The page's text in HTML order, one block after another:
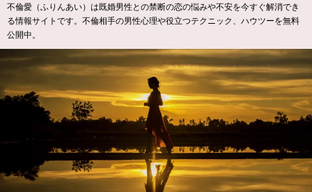
不倫愛（ふりんあい）は既婚男性との禁断の恋の悩みや不安を今すぐ解消でき
る情報サイトです。不倫相手の男性心理や役立つテクニック、ハウツーを無料
公開中。